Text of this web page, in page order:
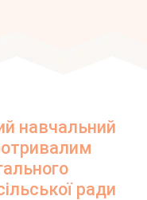
навчальний
ради